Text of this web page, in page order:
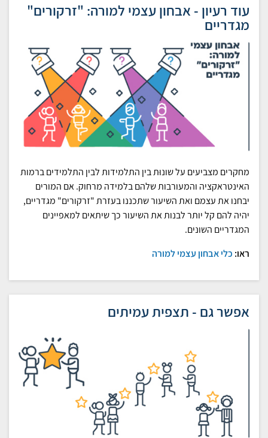
עוד רעיון - אבחון עצמי למורה: "זרקורים"
מגדריים
מחקרים מצביעים על שונוּת בין התלמידות לבין התלמידים ברמות
האינטראקציה והמעורבות שלהם בלמידה מרחוק. אם המורים
יבחנו את עצמם ואת השיעור שתכננו בעזרת "זרקורים" מגדריים,
יהיה להם קל יותר לבנות את השיעור כך שיתאים למאפיינים
המגדריים השונים.
ראו: כלי אבחון עצמי למורה
אפשר גם - תצפית עמיתים